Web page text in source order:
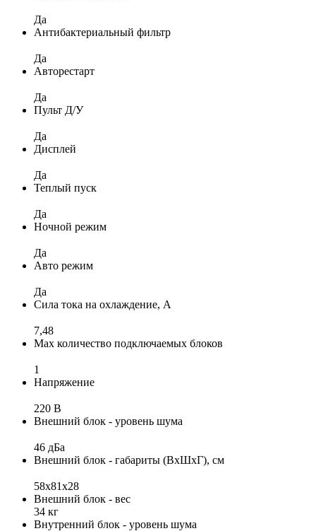
Да
Антибактериальный фильтр
Да
Авторестарт
Да
Пульт Д/У
Да
Дисплей
Да
Теплый пуск
Да
Ночной режим
Да
Авто режим
Да
Сила тока на охлаждение, А
7,48
Max количество подключаемых блоков
1
Напряжение
220 В
Внешний блок - уровень шума
46 дБа
Внешний блок - габариты (ВхШхГ), см
58x81x28
Внешний блок - вес
34 кг
Внутренний блок - уровень шума